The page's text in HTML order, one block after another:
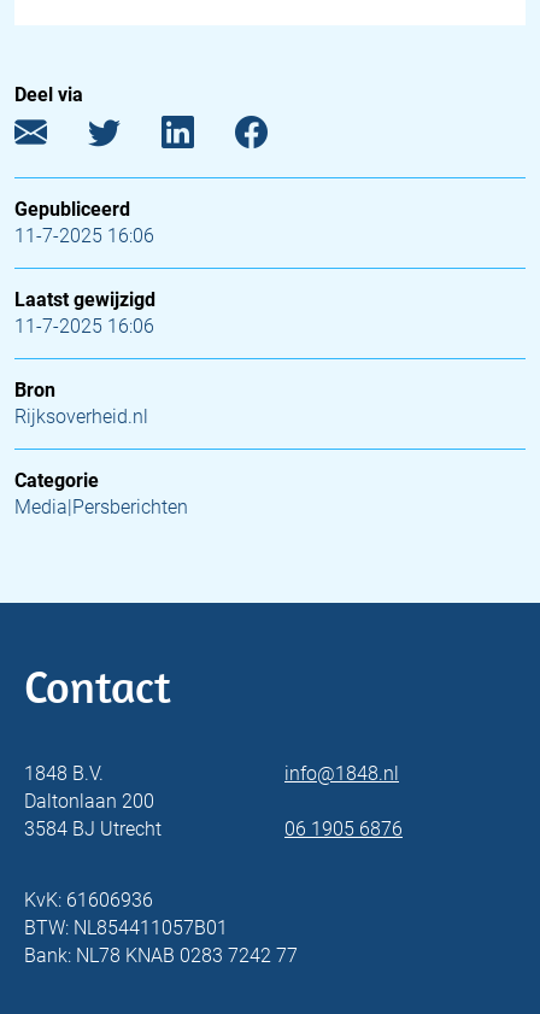
Deel via
Gepubliceerd
11-7-2025 16:06
Laatst gewijzigd
11-7-2025 16:06
Bron
Rijksoverheid.nl
Categorie
Media|Persberichten
Contact
1848 B.V.
Daltonlaan 200
3584 BJ Utrecht
info@1848.nl
06 1905 6876
KvK: 61606936
BTW: NL854411057B01
Bank: NL78 KNAB 0283 7242 77